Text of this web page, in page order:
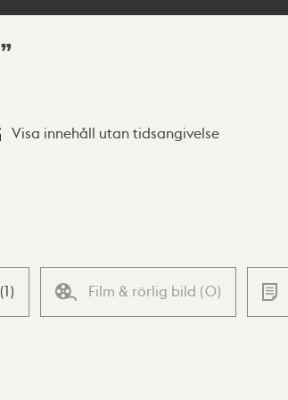
Visa innehåll utan tidsangivelse
(1) Film & rörlig bild (0)